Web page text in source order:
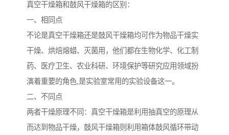
真空干燥箱和鼓风干燥箱的区别：
一、相同点
不论是真空干燥箱还是鼓风干燥箱均可作为物品干燥实
干燥、烘焙熔蜡、灭菌用，他们都在生物化学、化工制
药、医疗卫生、农业科研、环境保护等研究应用领域扮
演着重要的角色,是实验室常用的实验设备这一。
二、不同点
两者干燥原理不同：真空干燥箱是利用抽真空的原理从
而达到物品干燥，鼓风干燥箱则利用箱体鼓风循环带动